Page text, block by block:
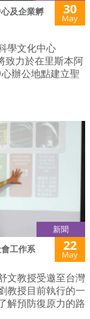
及企業孵
30
May
學文化中心
致力於在里斯本阿
辦公地點建立聖
新聞
工作系 22
May
文教授受邀至台灣
教授目前執行的一
解預防復原力的路